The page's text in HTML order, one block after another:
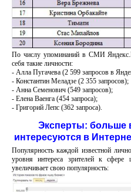
По числу упоминаний в СМИ
себя такие личности:
- Алла Пугачева (2 599 запросов в
- Константин Меладзе (2 355 запросов);
- Анна Семенович (549 запросов);
- Елена Ваенга (454 запроса);
- Григорий Лепс (362 запроса).
Эксперты: больше
интересуются в
Популярность каждой известной
уровня интереса зрителей к сфере
увеличивает свою популярность: